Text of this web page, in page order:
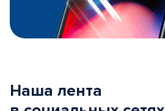
Наша лента